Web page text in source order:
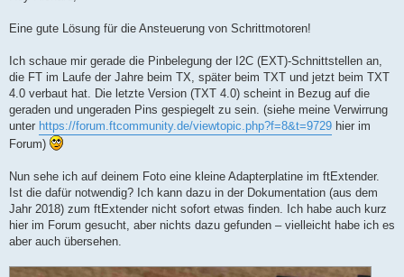
a
Eine gute Lösung für die Ansteuerung von Schrittmotoren!
Ich schaue mir gerade die Pinbelegung der I2C (EXT)-Schnittstellen an,
die FT im Laufe der Jahre beim TX, später beim TXT und jetzt beim TXT
4.0 verbaut hat. Die letzte Version (TXT 4.0) scheint in Bezug auf die
geraden und ungeraden Pins gespiegelt zu sein. (siehe meine Verwirrung
unter https://forum.ftcommunity.de/viewtopic.php?f=8&t=9729 hier im
Forum)
Nun sehe ich auf deinem Foto eine kleine Adapterplatine im ftExtender.
Ist die dafür notwendig? Ich kann dazu in der Dokumentation (aus dem
Jahr 2018) zum ftExtender nicht sofort etwas finden. Ich habe auch kurz
hier im Forum gesucht, aber nichts dazu gefunden – vielleicht habe ich es
aber auch übersehen.